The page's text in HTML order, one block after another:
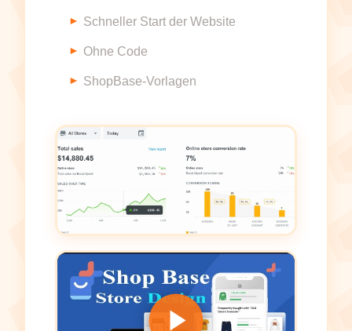
Schneller Start der Website
Ohne Code
ShopBase-Vorlagen